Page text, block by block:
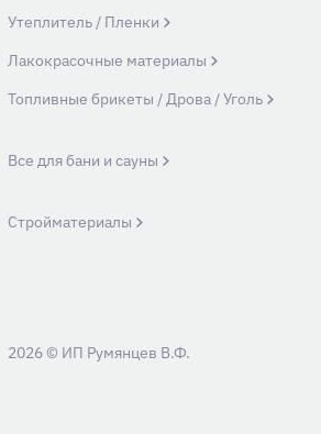
Утеплитель / Пленки
Лакокрасочные материалы
Топливные брикеты / Дрова / Уголь
Все для бани и сауны
Стройматериалы
2026 © ИП Румянцев В.Ф.